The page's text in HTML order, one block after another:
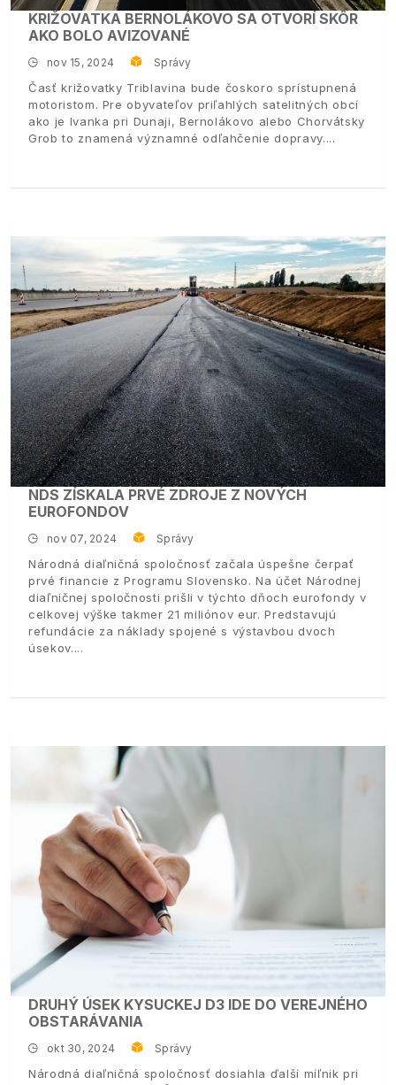
KRIŽOVATKA BERNOLÁKOVO SA OTVORÍ SKÔR
AKO BOLO AVIZOVANÉ
nov 15, 2024 Správy
Časť križovatky Triblavina bude čoskoro sprístupnená
motoristom. Pre obyvateľov priľahlých satelitných obcí
ako je Ivanka pri Dunaji, Bernolákovo alebo Chorvátsky
Grob to znamená významné odľahčenie dopravy.
NDS ZÍSKALA PRVÉ ZDROJE Z NOVÝCH
EUROFONDOV
nov 07, 2024 Správy
Národná diaľničná spoločnosť začala úspešne čerpať
prvé financie z Programu Slovensko. Na účet Národnej
diaľničnej spoločnosti prišli v týchto dňoch eurofondy v
celkovej výške takmer 21 miliónov eur. Predstavujú
refundácie za náklady spojené s výstavbou dvoch
úsekov.
DRUHÝ ÚSEK KYSUCKEJ D3 IDE DO VEREJNÉHO
OBSTARÁVANIA
okt 30, 2024 Správy
Národná diaľničná spoločnosť dosiahla ďalší míľnik pri